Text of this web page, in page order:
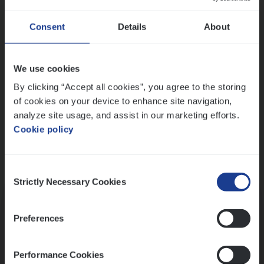
Consent Details About
We use cookies
By clicking “Accept all cookies”, you agree to the storing
of cookies on your device to enhance site navigation,
analyze site usage, and assist in our marketing efforts.
Cookie policy
Selection
Strictly Necessary Cookies
Preferences
Performance Cookies
Ons sollicitatieproces